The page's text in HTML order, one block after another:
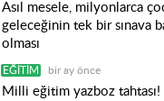
Asıl mesele, milyonlarca
geleceğinin tek bir sınava
olması
EĞITIM bir ay önce
Milli eğitim yazboz tahtası!